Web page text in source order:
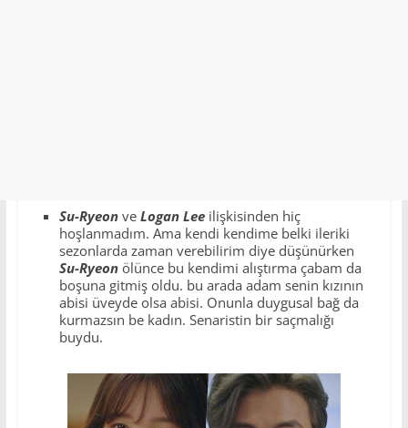
Su-Ryeonve Logan Lee ilişkisinden hiç
hoşlanmadım. Ama kendi kendime belki ileriki
sezonlarda zaman verebilirim diye düşünürken
Su-Ryeonölünce bu kendimi alıştırma çabam da
boşuna gitmiş oldu. bu arada adam senin kızının
abisi üveyde olsa abisi. Onunla duygusal bağ da
kurmazsın be kadın. Senaristin bir saçmalığı
buydu.